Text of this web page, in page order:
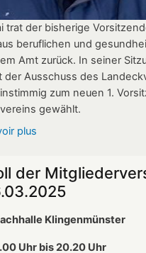
trat der bisherige
beruflichen und
Amt zurück. In seiner
der Ausschuss des
zum neuen 1.
gewählt.
plus
Altherr
ist
neuer
Vorsitzender
des
der
Klingenmünster
Uhr bis 20.20 Uhr